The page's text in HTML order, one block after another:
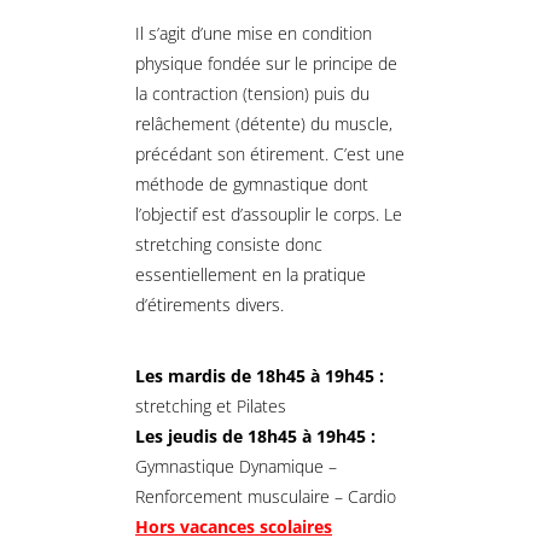
Il s’agit d’une mise en condition
physique fondée sur le principe de
la contraction (tension) puis du
relâchement (détente) du muscle,
précédant son étirement. C’est une
méthode de gymnastique dont
l’objectif est d’assouplir le corps. Le
stretching consiste donc
essentiellement en la pratique
d’étirements divers.
Les mardis de 18h45 à 19h45 :
stretching et Pilates
Les jeudis de 18h45 à 19h45 :
Gymnastique Dynamique –
Renforcement musculaire – Cardio
Hors vacances scolaires